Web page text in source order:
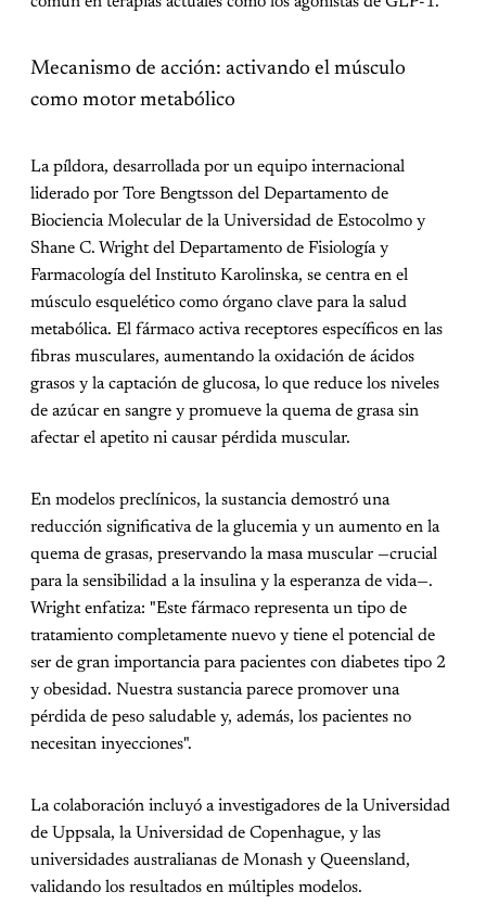
Mecanismo de acción: activando el músculo
como motor metabólico
La píldora, desarrollada por un equipo internacional
liderado por Tore Bengtsson del Departamento de
Biociencia Molecular de la Universidad de Estocolmo y
Shane C. Wright del Departamento de Fisiología y
Farmacología del Instituto Karolinska, se centra en el
músculo esquelético como órgano clave para la salud
metabólica. El fármaco activa receptores específicos en las
fibras musculares, aumentando la oxidación de ácidos
grasos y la captación de glucosa, lo que reduce los niveles
de azúcar en sangre y promueve la quema de grasa sin
afectar el apetito ni causar pérdida muscular.
En modelos preclínicos, la sustancia demostró una
reducción significativa de la glucemia y un aumento en la
quema de grasas, preservando la masa muscular —crucial
para la sensibilidad a la insulina y la esperanza de vida—.
Wright enfatiza: "Este fármaco representa un tipo de
tratamiento completamente nuevo y tiene el potencial de
ser de gran importancia para pacientes con diabetes tipo 2
y obesidad. Nuestra sustancia parece promover una
pérdida de peso saludable y, además, los pacientes no
necesitan inyecciones".
La colaboración incluyó a investigadores de la Universidad
de Uppsala, la Universidad de Copenhague, y las
universidades australianas de Monash y Queensland,
validando los resultados en múltiples modelos.